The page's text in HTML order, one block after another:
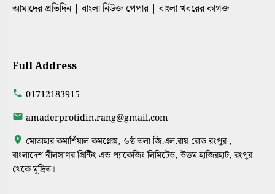
আমাদের প্রতিদিন | বাংলা নিউজ পেপার | বাংলা খবরের কাগজ
Full Address
01712183915
amaderprotidin.rang@gmail.com
মোতাহার কমার্শিয়াল কমপ্লেক্স, ৬ষ্ঠ তলা জি.এল.রায় রোড রংপুর ,
বাংলাদেশ নীলসাগর প্রিন্টিং এন্ড প্যাকেজিং লিমিটেড, উত্তম হাজিরহাট, রংপুর
থেকে মুদ্রিত।